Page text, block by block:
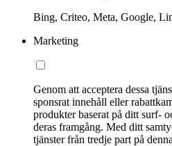
Bing, Criteo, Meta, Google,
Marketing
Genom att acceptera dessa
sponsrat innehåll eller
produkter baserat på ditt surf-
deras framgång. Med ditt
tjänster från tredje part på